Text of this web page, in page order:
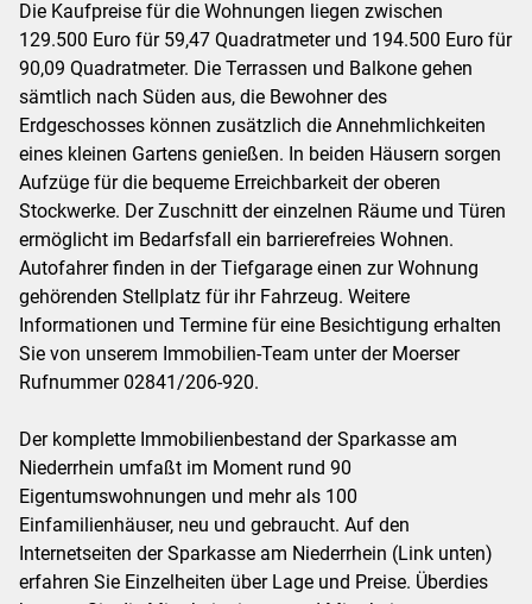
Die Kaufpreise für die Wohnungen liegen zwischen
129.500 Euro für 59,47 Quadratmeter und 194.500 Euro für
90,09 Quadratmeter. Die Terrassen und Balkone gehen
sämtlich nach Süden aus, die Bewohner des
Erdgeschosses können zusätzlich die Annehmlichkeiten
eines kleinen Gartens genießen. In beiden Häusern sorgen
Aufzüge für die bequeme Erreichbarkeit der oberen
Stockwerke. Der Zuschnitt der einzelnen Räume und Türen
ermöglicht im Bedarfsfall ein barrierefreies Wohnen.
Autofahrer finden in der Tiefgarage einen zur Wohnung
gehörenden Stellplatz für ihr Fahrzeug. Weitere
Informationen und Termine für eine Besichtigung erhalten
Sie von unserem Immobilien-Team unter der Moerser
Rufnummer 02841/206-920.
Der komplette Immobilienbestand der Sparkasse am
Niederrhein umfaßt im Moment rund 90
Eigentumswohnungen und mehr als 100
Einfamilienhäuser, neu und gebraucht. Auf den
Internetseiten der Sparkasse am Niederrhein (Link unten)
erfahren Sie Einzelheiten über Lage und Preise. Überdies